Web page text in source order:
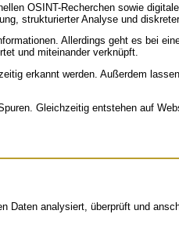
OSINT-Recherchen sowie
strukturierter Analyse und
Allerdings geht es bei
und miteinander verknüpft.
erkannt werden. Außerdem
Gleichzeitig entstehen auf
Daten analysiert, überprüft und